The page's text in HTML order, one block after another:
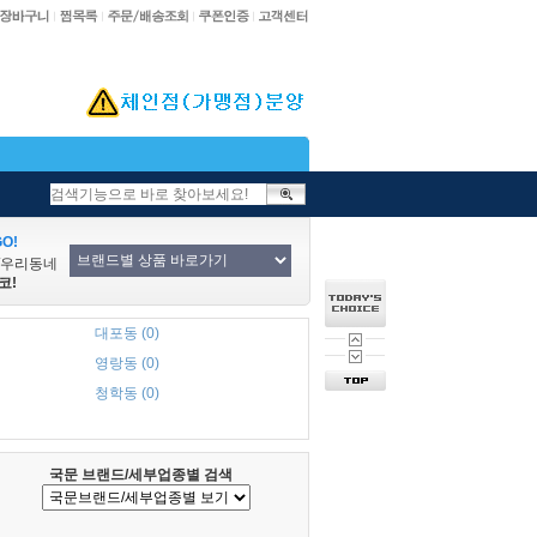
리동네
!
대포동 (0)
영랑동 (0)
청학동 (0)
국문 브랜드/세부업종별 검색